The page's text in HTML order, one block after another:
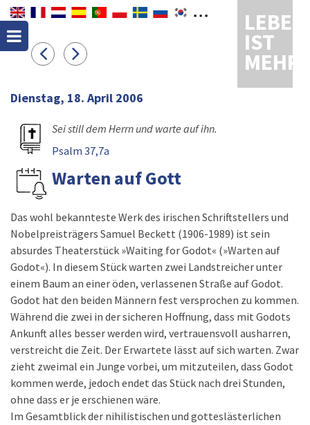
LEBEN
IST
MEHR
Dienstag, 18. April 2006
Sei still dem Herrn und warte auf ihn.
Psalm 37,7a
Warten auf Gott
Das wohl bekannteste Werk des irischen Schriftstellers und
Nobelpreisträgers Samuel Beckett (1906-1989) ist sein
absurdes Theaterstück »Waiting for Godot« (»Warten auf
Godot«). In diesem Stück warten zwei Landstreicher unter
einem Baum an einer öden, verlassenen Straße auf Godot.
Godot hat den beiden Männern fest versprochen zu kommen.
Während die zwei in der sicheren Hoffnung, dass mit Godots
Ankunft alles besser werden wird, vertrauensvoll ausharren,
verstreicht die Zeit. Der Erwartete lässt auf sich warten. Zwar
zieht zweimal ein Junge vorbei, um mitzuteilen, dass Godot
kommen werde, jedoch endet das Stück nach drei Stunden,
ohne dass er je erschienen wäre.
Im Gesamtblick der nihilistischen und gotteslästerlichen